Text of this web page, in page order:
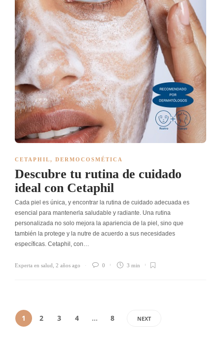
CETAPHIL, DERMOCOSMÉTICA
Descubre tu rutina de cuidado
ideal con Cetaphil
Cada piel es única, y encontrar la rutina de cuidado adecuada es
esencial para mantenerla saludable y radiante. Una rutina
personalizada no solo mejora la apariencia de la piel, sino que
también la protege y la nutre de acuerdo a sus necesidades
específicas. Cetaphil, con…
Experta en salud 2 años ago 0 3 min
1 2 3 4 … 8 NEXT